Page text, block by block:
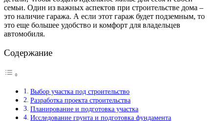
семьи. Один из важных аспектов при строительстве дома –
это наличие гаража. А если этот гараж будет подземным, то
это еще большее удобство и комфорт для владельцев
автомобиля.
Содержание
Выбор участка под строительство
Разработка проекта строительства
Планирование и подготовка участка
Исследование грунта и подготовка фундамента